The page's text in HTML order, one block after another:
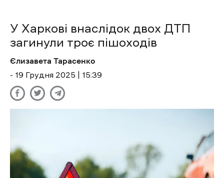
У Харкові внаслідок двох ДТП
загинули троє пішоходів
Єлизавета Тарасенко
- 19 Грудня 2025 | 15:39